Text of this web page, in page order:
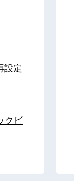
設定
クビ